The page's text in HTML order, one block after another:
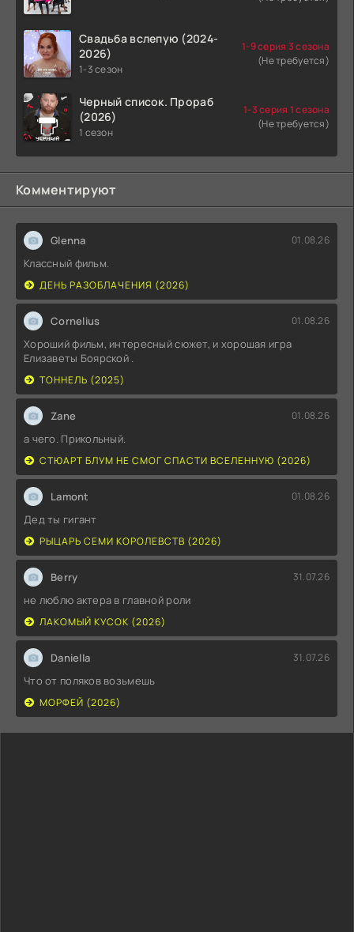
Свадьба вслепую (2024-
2026)
1-3 сезон
1-9 серия 3 сезона
(Не требуется)
Черный список. Прораб
(2026)
1 сезон
1-3 серия 1 сезона
(Не требуется)
Комментируют
Glenna 01.08.26
Классный фильм.
ДЕНЬ РАЗОБЛАЧЕНИЯ (2026)
Cornelius 01.08.26
Хороший фильм, интересный сюжет, и хорошая игра
Елизаветы Боярской .
ТОННЕЛЬ (2025)
Zane 01.08.26
а чего. Прикольный.
СТЮАРТ БЛУМ НЕ СМОГ СПАСТИ ВСЕЛЕННУЮ (2026)
Lamont 01.08.26
Дед ты гигант
РЫЦАРЬ СЕМИ КОРОЛЕВСТВ (2026)
Berry 31.07.26
не люблю актера в главной роли
ЛАКОМЫЙ КУСОК (2026)
Daniella 31.07.26
Что от поляков возьмешь
МОРФЕЙ (2026)